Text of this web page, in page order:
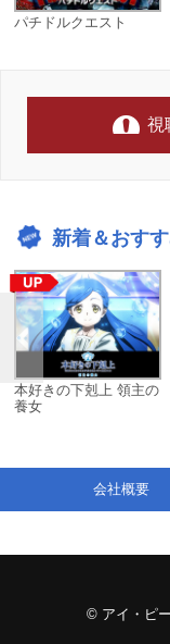
パチドルクエスト
視
新着＆おす
本好きの下剋上 領主の
養女
© アイ・ピ
会社概要